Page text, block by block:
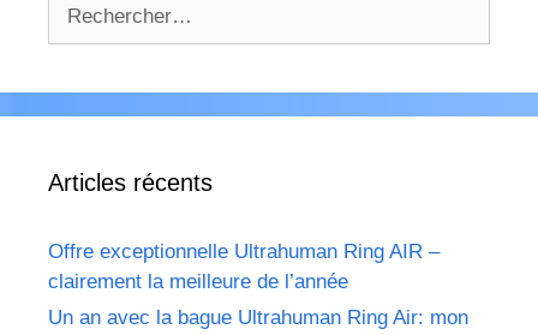
Articles récents
Offre exceptionnelle Ultrahuman Ring AIR –
clairement la meilleure de l’année
Un an avec la bague Ultrahuman Ring Air: mon